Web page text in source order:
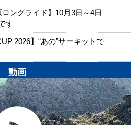
ロングライド】10月3日～4日
す
2026】“あの”サーキットで
動画